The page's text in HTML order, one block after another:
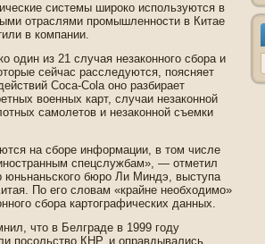
системы широко используются в
отраслями промышленности в Китае
в компании.
один из 21 случая незаконного сбора и
сейчас расследуются, поясняет
Coca-Cola оно разби­рает
военных карт, случаи незаконной
самолетов и незаконной съемки
на сборе информации, в том числе
спецслужбам», — отметил
юньнаньского бюро Ли Миндэ, выступа
По его словам «крайне необходимо»
сбора картографических данных.
что в Белграде­ в 1999 году
посольство КНР, и оправдывались